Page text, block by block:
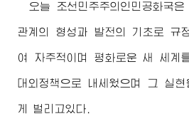
오늘 조선민주주의인민공화국
관계의 형성과 발전의 기초로 규
여 자주적이며 평화로운 새 세계
대외정책으로 내세웠으며 그 실
게 벌리고있다.